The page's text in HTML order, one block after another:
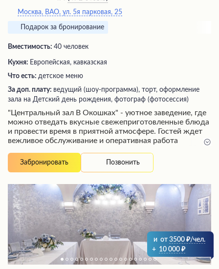
Москва, ВАО, ул. 5я парковая, 25
Подарок за бронирование
Вместимость: 40 человек
Кухня: Европейская, кавказская
Что есть: детское меню
За доп. плату: ведущий (шоу-программа), торт, оформление
зала на Детский день рождения, фотограф (фотосессия)
"Центральный зал В Окошках" - уютное заведение, где
можно отведать вкусные свежеприготовленные блюда
и провести время в приятной атмосфере. Гостей ждет
вежливое обслуживание и оперативная работа
пустые тарелки и по желанию упаковывает
нераспечатанную еду с собой. Посетители отмечают
удовлетворить вкусы самых разных гостей, а также
приемлемые цены и уютный интерьер, располагающий
к приятному времяпрепровождению даже при
устаревшем ремонте.
Забронировать Позвонить
и от 3500
/чел.
+ 10 000